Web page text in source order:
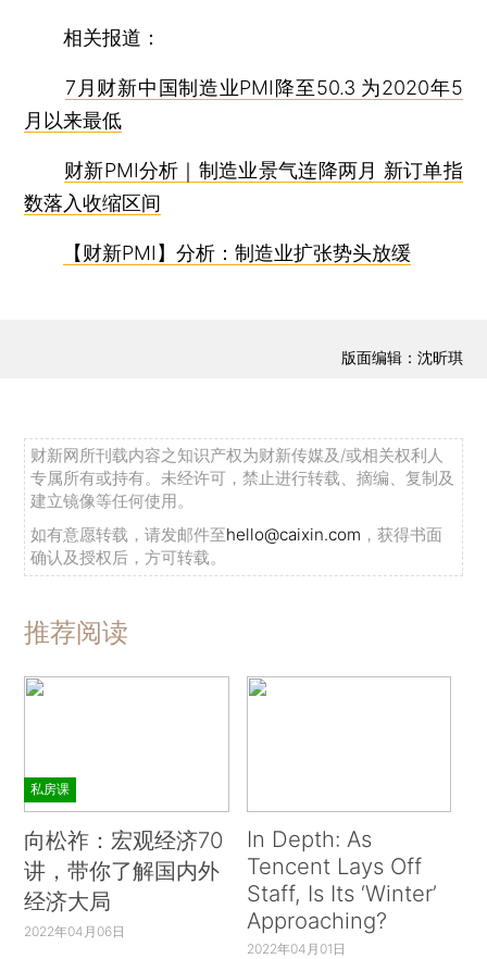
相关报道：
7月财新中国制造业PMI降至50.3 为2020年5
月以来最低
财新PMI分析｜制造业景气连降两月 新订单指
数落入收缩区间
【财新PMI】分析：制造业扩张势头放缓
版面编辑：沈昕琪
财新网所刊载内容之知识产权为财新传媒及/或相关权利人
专属所有或持有。未经许可，禁止进行转载、摘编、复制及
建立镜像等任何使用。
如有意愿转载，请发邮件至hello@caixin.com ，获得书面
确认及授权后，方可转载。
推荐阅读
私房课
向松祚：宏观经济70
讲，带你了解国内外
经济大局
2022年04月06日
In Depth: As
Tencent Lays Off
Staff, Is Its ‘Winter’
Approaching?
2022年04月01日